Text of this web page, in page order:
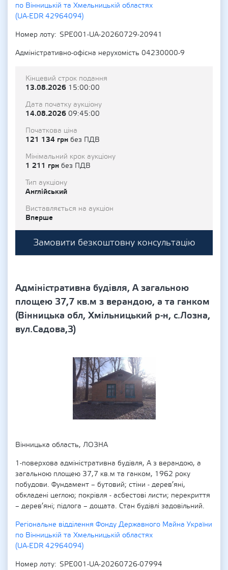
по Вінницькій та Хмельницькій областях
(UA-EDR 42964094)
Номер лоту
SPE001-UA-20260729-20941
Адміністративно-офісна нерухомість 04230000-9
Кінцевий строк подання
13.08.2026 15:00:00
Дата початку аукціону
14.08.2026 09:45:00
Початкова ціна
121 134 грн без ПДВ
Мінімальний крок аукціону
1 211 грн без ПДВ
Тип аукціону
Англійський
Виставляється на аукціон
Вперше
Замовити безкоштовну консультацію
Адміністративна будівля, А загальною
площею 37,7 кв.м з верандою, а та ганком
(Вінницька обл, Хмільницький р-н, с.Лозна,
вул.Садова,3)
Вінницька область, ЛОЗНА
1-поверхова адміністративна будівля, А з верандою, а
загальною площею 37,7 кв.м та ганком, 1962 року
побудови. Фундамент – бутовий; стіни - дерев’яні,
обкладені цеглою; покрівля - асбестові листи; перекриття
– дерев’яні; підлога – дощата. Стан будівлі задовільний.
Регіональне відділення Фонду Державного Майна України
по Вінницькій та Хмельницькій областях
(UA-EDR 42964094)
Номер лоту
SPE001-UA-20260726-07994